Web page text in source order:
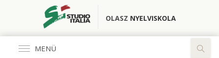
OLASZ NYELVISKOLA
MENÜ